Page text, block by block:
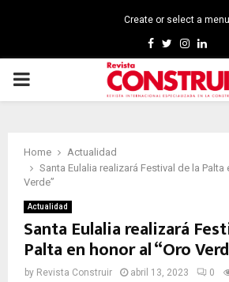
Create or select a menu
Facebook
Twitter
PRIMARY
Home
Actualidad
Santa Eulalia realizará Festival de la Palta
Verde”
Actualidad
Santa Eulalia realizará
Palta en honor al “Oro
by Revista Construir abril 13, 2023 0